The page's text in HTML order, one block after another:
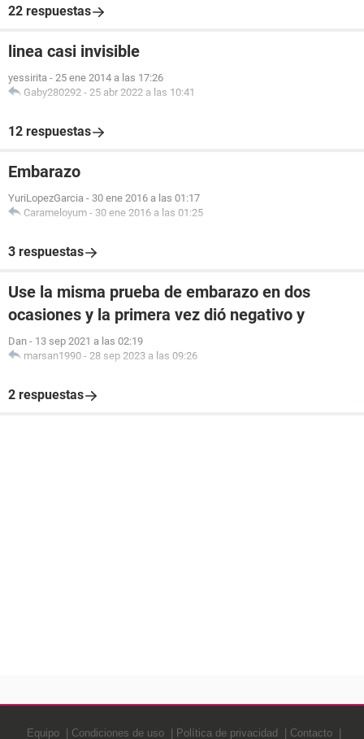
22 respuestas
linea casi invisible
yessirita - 25 ene 2014 a las 17:26
Gaby280292 - 25 abr 2022 a las 10:41
12 respuestas
Embarazo
YuriLopezGarcia - 30 ene 2016 a las 01:17
Carameloyum - 30 ene 2016 a las 01:25
3 respuestas
Use la misma prueba de embarazo en dos
ocasiones y la primera vez dió negativo y
Dan - 13 sep 2021 a las 02:19
marsan1990 - 28 sep 2023 a las 09:26
2 respuestas
Equipo Condiciones de uso Política de privacidad Contacto